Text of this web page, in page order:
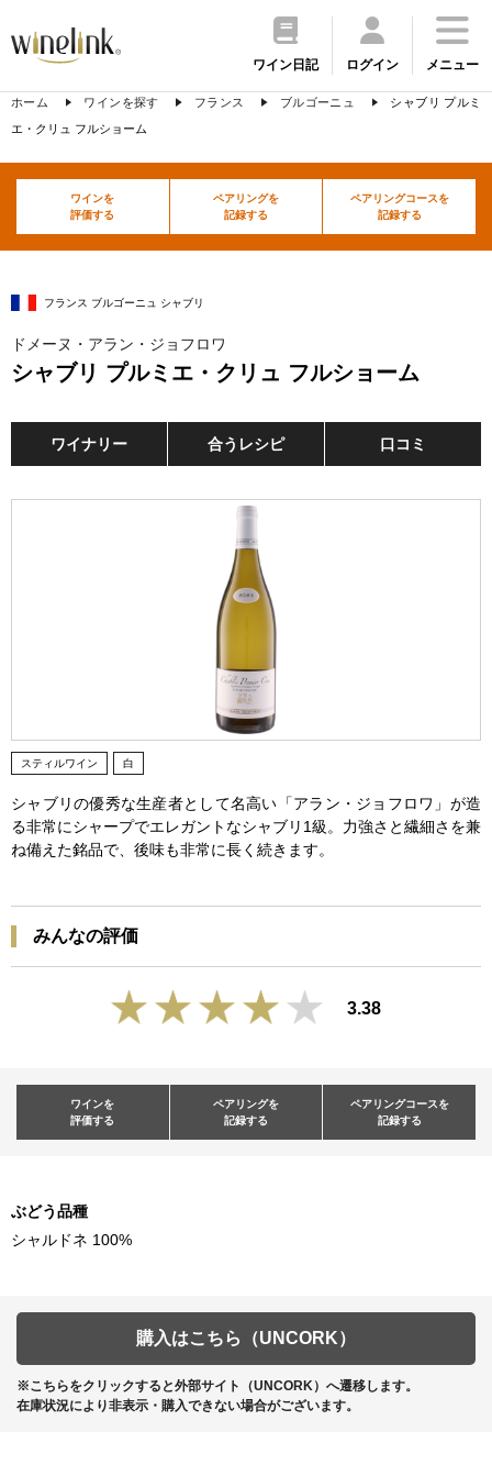
ワイン日記 ログイン メニュー
ホーム ワインを探す フランス ブルゴーニュ
シャブリ プルミ
エ・クリュ フルショーム
ワインを
評価する
ペアリングを
記録する
ペアリングコースを
記録する
フランス ブルゴーニュ シャブリ
ドメーヌ・アラン・ジョフロワ
シャブリ プルミエ・クリュ フルショーム
ワイナリー 合うレシピ 口コミ
スティルワイン 白
シャブリの優秀な生産者として名高い「アラン・ジョフロワ」が造
る非常にシャープでエレガントなシャブリ1級。力強さと繊細さを兼
ね備えた銘品で、後味も非常に長く続きます。
みんなの評価
3.38
ワインを
評価する
ペアリングを
記録する
ペアリングコースを
記録する
ぶどう品種
シャルドネ 100%
購入はこちら（UNCORK）
※こちらをクリックすると外部サイト（UNCORK）へ遷移します。
在庫状況により非表示・購入できない場合がございます。